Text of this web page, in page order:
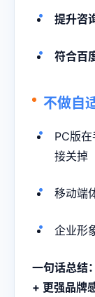
提升咨
符合百
不做自
PC版
接关掉
移动端
企业形
一句话总结
+ 更强品牌